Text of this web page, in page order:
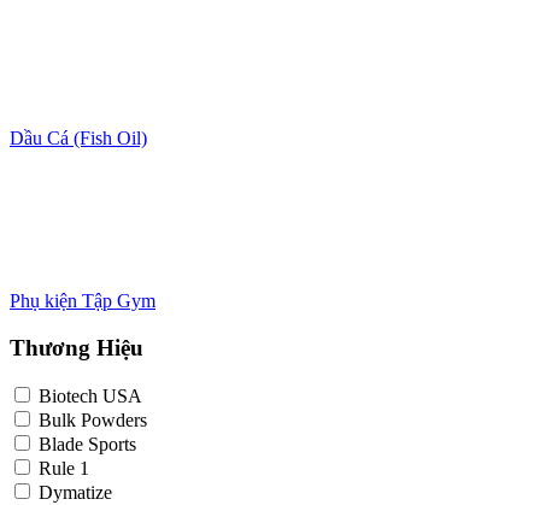
Dầu Cá (Fish Oil)
Phụ kiện Tập Gym
Thương Hiệu
Biotech USA
Bulk Powders
Blade Sports
Rule 1
Dymatize